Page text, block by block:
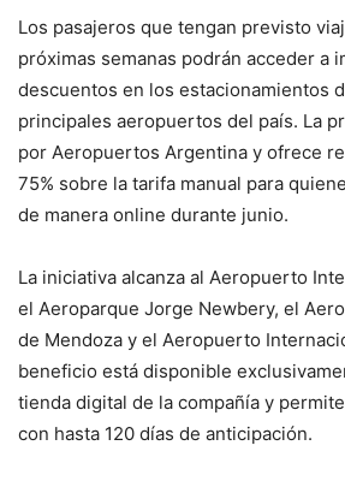
Los pasajeros que tengan previsto
próximas semanas podrán acceder a
descuentos en los estacionamientos
principales aeropuertos del país. La
por Aeropuertos Argentina y ofrece
75% sobre la tarifa manual para
de manera online durante junio.
La iniciativa alcanza al Aeropuerto
el Aeroparque Jorge Newbery, el
de Mendoza y el Aeropuerto
beneficio está disponible
tienda digital de la compañía y
con hasta 120 días de anticipación.